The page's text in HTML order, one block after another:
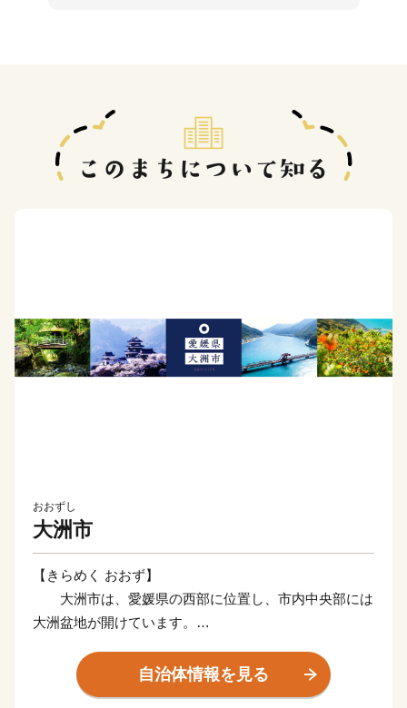
おおずし
大洲市
【きらめく おおず】
大洲市は、愛媛県の西部に位置し、市内中央部には
大洲盆地が開けています。
山間地域から盆地を沿うように流れ、瀬戸内海の伊予灘
に注いでいます。このような地形から霧の発生が多く、
自治体情報を見る